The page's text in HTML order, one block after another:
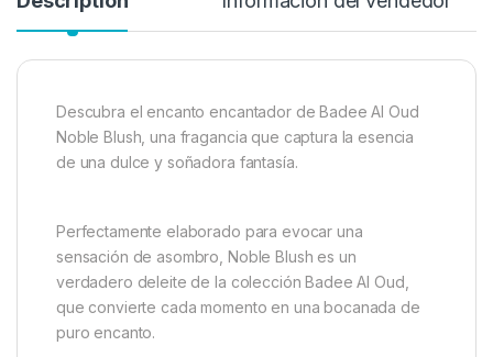
Descubra el encanto encantador de Badee Al Oud
Noble Blush, una fragancia que captura la esencia
de una dulce y soñadora fantasía.
Perfectamente elaborado para evocar una
sensación de asombro, Noble Blush es un
verdadero deleite de la colección Badee Al Oud,
que convierte cada momento en una bocanada de
puro encanto.